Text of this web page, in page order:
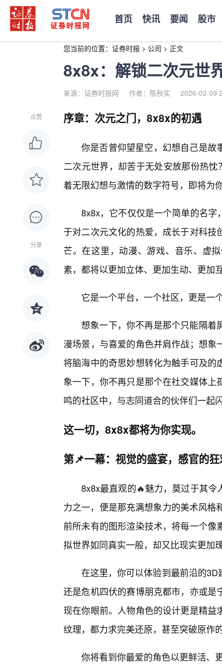
首页 快讯 要闻 股市
您当前的位置： 证券时报 > 公司 > 正文
8x8x：解锁二次元世
来源：证券时报网 作者：陈秋实 2026-02-09
点赞
分享
序章：次元之门，8x8x的初遇
你是否曾仰望星空，幻想自己是故
二次元世界，却苦于无处安放那份热
着无限幻想与激情的数字符号，即将为
8x8x，它不仅仅是一个简单的名
于对二次元文化的热爱，成长于对科
芒。在这里，动漫、游戏、音乐、虚
素，都将以更加立体、更加生动、更加
它是一个平台，一个社区，更是一
想象一下，你不再是那个只能隔着
漫场景，与喜爱的角色并肩作战；想
将脑海中的奇思妙想转化为触手可及
象一下，你不再只是那个在社交媒体
鸣的社区中，与志同道合的伙伴们一起
这一切，8x8x都将为你实现。
第📌一幕：视觉的盛宴，感官的
8x8x最直观的🔥魅力，莫过于其
力之一，便是那充满想象力的美术风
前所未有的图形渲染技术，将每一个
拟世界如同真实一般，却又比现实更加
在这里，你可以体验到最前沿的
还是危机四伏的赛博朋克都市，亦或
现在你眼前。人物角色的设计更是精
纹理，都力求完美还原，甚至突破原作
你将看到你最爱的角色以更鲜活、